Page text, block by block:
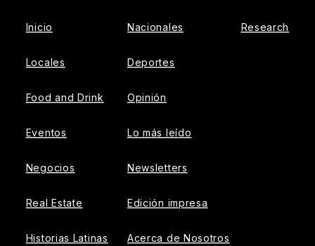
Inicio
Locales
Food and Drink
Eventos
Negocios
Real Estate
Historias Latinas
Nacionales
Deportes
Opinión
Lo más leído
Newsletters
Edición impresa
Acerca de Nosotros
Research